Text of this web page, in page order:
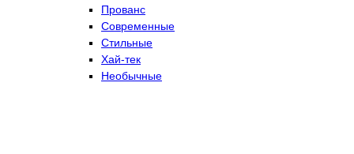
Прованс
Современные
Стильные
Хай-тек
Необычные